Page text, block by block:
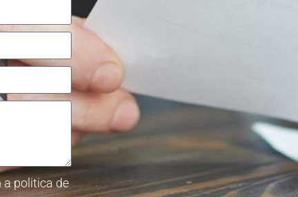
a politica de